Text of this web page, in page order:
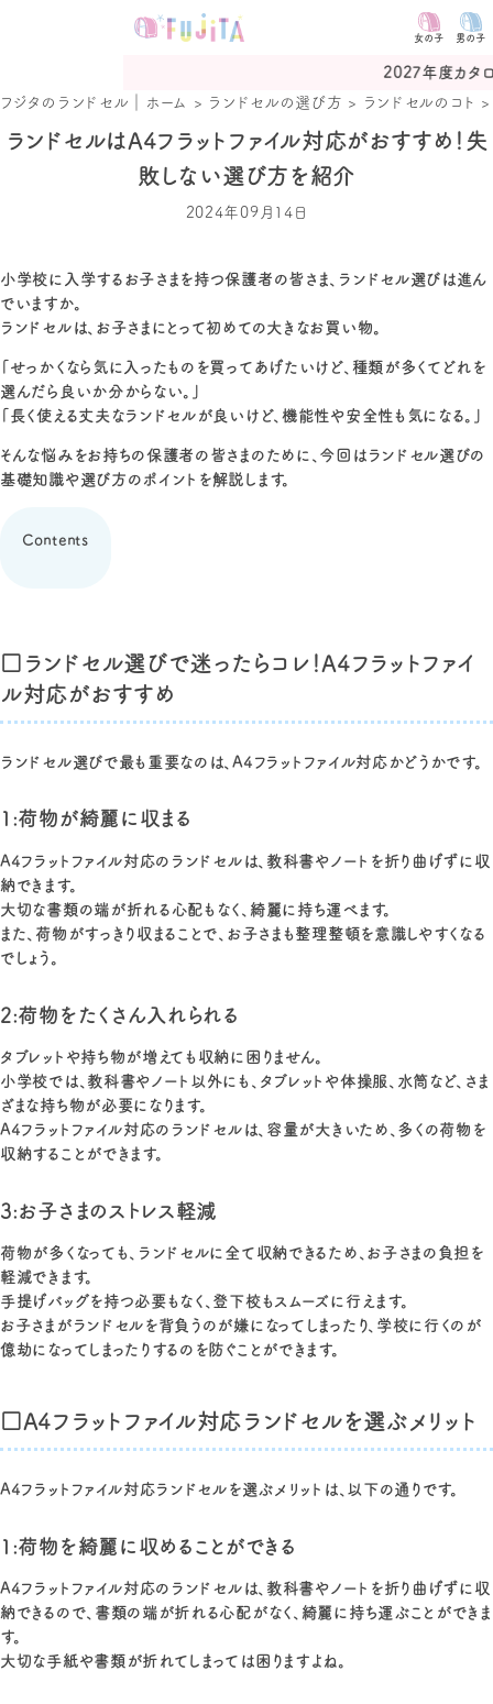
女の子 男の子
2027年度カタログ予約受付
フジタのランドセル｜ホーム
> ランドセルの選び方 > ランドセルのコト
ランドセルはA4フラットファイル対応がおすすめ！失
敗しない選び方を紹介
2024年09月14日
小学校に入学するお子さまを持つ保護者の皆さま、ランドセル選びは進ん
でいますか。
ランドセルは、お子さまにとって初めての大きなお買い物。
「せっかくなら気に入ったものを買ってあげたいけど、種類が多くてどれを
選んだら良いか分からない。」
「長く使える丈夫なランドセルが良いけど、機能性や安全性も気になる。」
そんな悩みをお持ちの保護者の皆さまのために、今回はランドセル選びの
基礎知識や選び方のポイントを解説します。
Contents
□ランドセル選びで迷ったらコレ！A4フラットファイ
ル対応がおすすめ
ランドセル選びで最も重要なのは、A4フラットファイル対応かどうかです。
1:荷物が綺麗に収まる
A4フラットファイル対応のランドセルは、教科書やノートを折り曲げずに収
納できます。
大切な書類の端が折れる心配もなく、綺麗に持ち運べます。
また、荷物がすっきり収まることで、お子さまも整理整頓を意識しやすくなる
でしょう。
2:荷物をたくさん入れられる
タブレットや持ち物が増えても収納に困りません。
小学校では、教科書やノート以外にも、タブレットや体操服、水筒など、さま
ざまな持ち物が必要になります。
A4フラットファイル対応のランドセルは、容量が大きいため、多くの荷物を
収納することができます。
3:お子さまのストレス軽減
荷物が多くなっても、ランドセルに全て収納できるため、お子さまの負担を
軽減できます。
手提げバッグを持つ必要もなく、登下校もスムーズに行えます。
お子さまがランドセルを背負うのが嫌になってしまったり、学校に行くのが
億劫になってしまったりするのを防ぐことができます。
□A4フラットファイル対応ランドセルを選ぶメリット
A4フラットファイル対応ランドセルを選ぶメリットは、以下の通りです。
1:荷物を綺麗に収めることができる
A4フラットファイル対応のランドセルは、教科書やノートを折り曲げずに収
納できるので、書類の端が折れる心配がなく、綺麗に持ち運ぶことができま
す。
大切な手紙や書類が折れてしまっては困りますよね。